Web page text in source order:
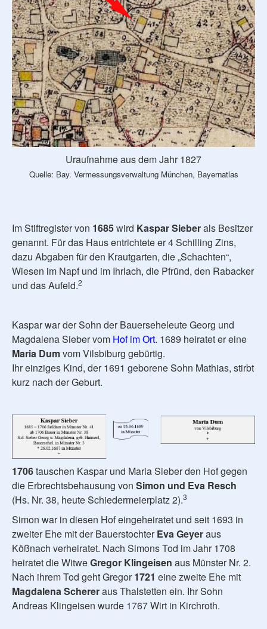
Uraufnahme aus dem Jahr 1827
Quelle: Bay. Vermessungsverwaltung München, Bayernatlas
Im Stiftregister von 1685wird Kaspar Sieberals Besitzer
genannt. Für das Haus entrichtete er 4 Schilling Zins,
dazu Abgaben für den Krautgarten, die „Schachten“,
Wiesen im Napf und im Ihrlach, die Pfründ, den Rabacker
und das Aufeld.2
Kaspar war der Sohn der Bauerseheleute Georg und
Magdalena Sieber vom Hof im Ort. 1689 heiratet er eine
Maria Dumvom Vilsbiburg gebürtig.
Ihr einziges Kind, der 1691 geborene Sohn Mathias, stirbt
kurz nach der Geburt.
1706tauschen Kaspar und Maria Sieber den Hof gegen
die Erbrechtsbehausung von Simon und Eva Resch
(Hs. Nr. 38, heute Schiedermeierplatz 2).3
Simon war in diesen Hof eingeheiratet und seit 1693 in
zweiter Ehe mit der BauerstochterEva Geyeraus
Kößnach verheiratet. Nach Simons Tod im Jahr 1708
heiratet die WitweGregor Klingeisen aus Münster Nr. 2.
Nach ihrem Tod geht Gregor1721 eine zweite Ehe mit
Magdalena Schereraus Thalstetten ein. Ihr Sohn
Andreas Klingeisen wurde 1767 Wirt in Kirchroth.